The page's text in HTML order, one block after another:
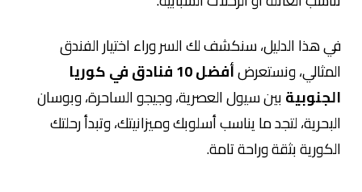
في هذا الدليل، سنكشف لك السر وراء اختيار الفندق
المثالي، ونستعرض
أفضل 10 فنادق في كوريا
الجنوبيةبين سيول العصرية، وجيجو الساحرة، وبوسان
البحرية، لتجد ما يناسب أسلوبك وميزانيتك، وتبدأ رحلتك
الكورية بثقة وراحة تامة.